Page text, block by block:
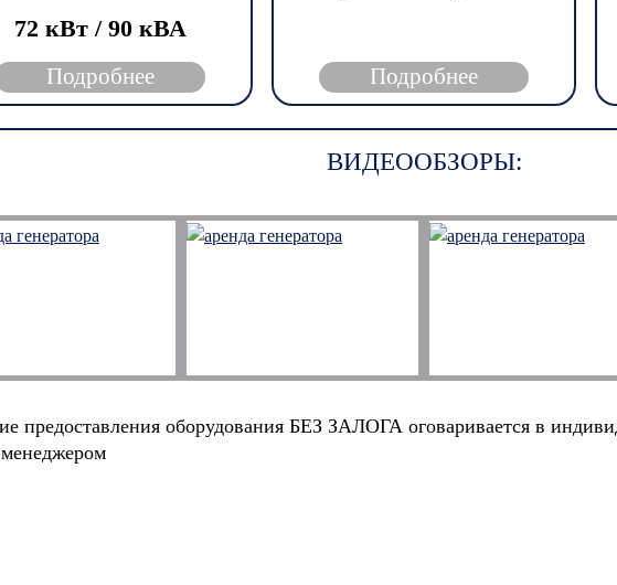
72 кВт / 90 кВА
Подробнее
Подробнее
ВИДЕООБЗОРЫ:
предоставления оборудования БЕЗ ЗАЛОГА оговаривается в